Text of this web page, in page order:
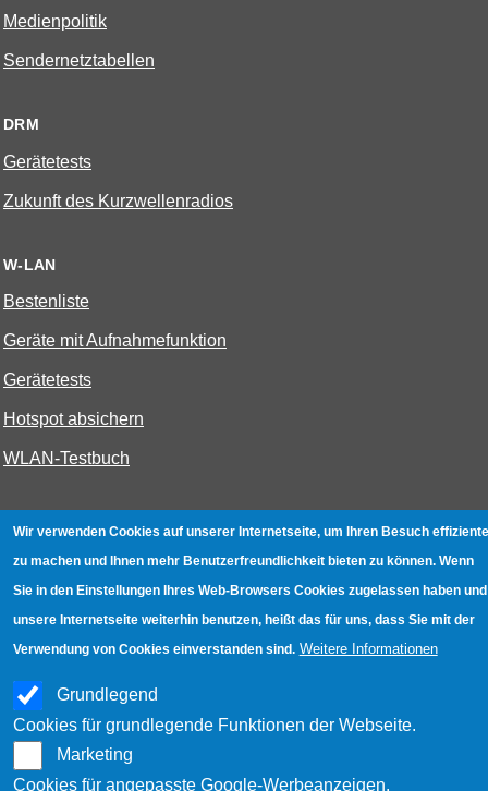
Medienpolitik
Sendernetztabellen
DRM
Gerätetests
Zukunft des Kurzwellenradios
W-LAN
Bestenliste
Geräte mit Aufnahmefunktion
Gerätetests
Hotspot absichern
WLAN-Testbuch
Datenschutz|Impressum|Kontakt
Wir verwenden Cookies auf unserer Internetseite, um Ihren Besuch
zu machen und Ihnen mehr Benutzerfreundlichkeit bieten zu können. Wenn
Sie in den Einstellungen Ihres Web-Browsers Cookies zugelassen haben und
unsere Internetseite weiterhin benutzen, heißt das für uns, dass Sie mit der
Verwendung von Cookies einverstanden sind. Weitere Informationen
Grundlegend
Cookies für grundlegende Funktionen der Webseite.
Marketing
Cookies für angepasste Google-Werbeanzeigen.